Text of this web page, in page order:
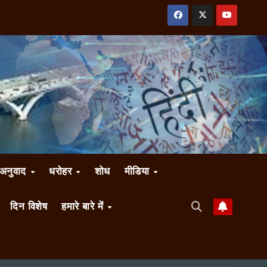
धरोहर शोध मीडिया
दिन विशेष हमारे बारे में